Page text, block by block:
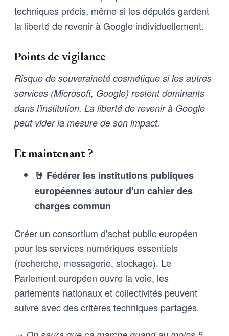
techniques précis, même si les députés gardent
la liberté de revenir à Google individuellement.
Points de vigilance
Risque de souveraineté cosmétique si les autres
services (Microsoft, Google) restent dominants
dans l'institution. La liberté de revenir à Google
peut vider la mesure de son impact.
Et maintenant ?
🤘 Fédérer les institutions publiques
européennes autour d'un cahier des
charges commun
Créer un consortium d'achat public européen
pour les services numériques essentiels
(recherche, messagerie, stockage). Le
Parlement européen ouvre la voie, les
parlements nationaux et collectivités peuvent
suivre avec des critères techniques partagés.